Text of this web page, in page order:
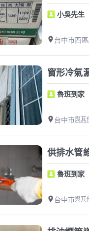
小吳先生
台中市西區
窗形冷氣
魯班到家
台中市與其
供排水管
魯班到家
台中市與其